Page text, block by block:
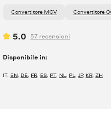
Convertitore MOV Convertitore
5.0 57 recensioni
Disponibile in:
IT, EN, DE, FR, ES, PT, NL, PL,JP, KR,ZH